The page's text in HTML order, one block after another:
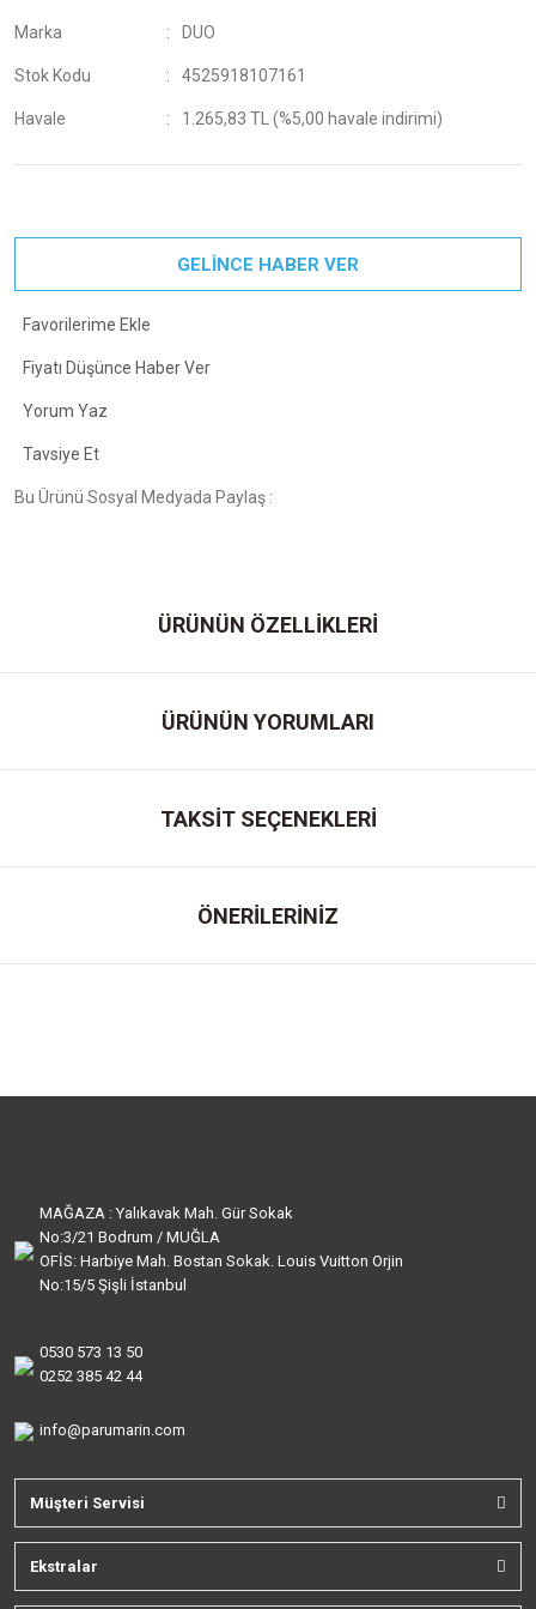
Marka DUO
Stok Kodu 4525918107161
Havale 1.265,83 TL (%5,00 havale indirimi)
GELİNCE HABER VER
Fiyatı Düşünce Haber Ver
Yorum Yaz
Tavsiye Et
Bu Ürünü Sosyal Medyada Paylaş :
ÜRÜNÜN ÖZELLİKLERİ
ÜRÜNÜN YORUMLARI
TAKSİT SEÇENEKLERİ
ÖNERİLERİNİZ
MAĞAZA : Yalıkavak Mah. Gür Sokak
No:3/21 Bodrum / MUĞLA
OFİS: Harbiye Mah. Bostan Sokak. Louis Vuitton Orjin
No:15/5 Şişli İstanbul
0530 573 13 50
0252 385 42 44
info@parumarin.com
Müşteri Servisi
Ekstralar